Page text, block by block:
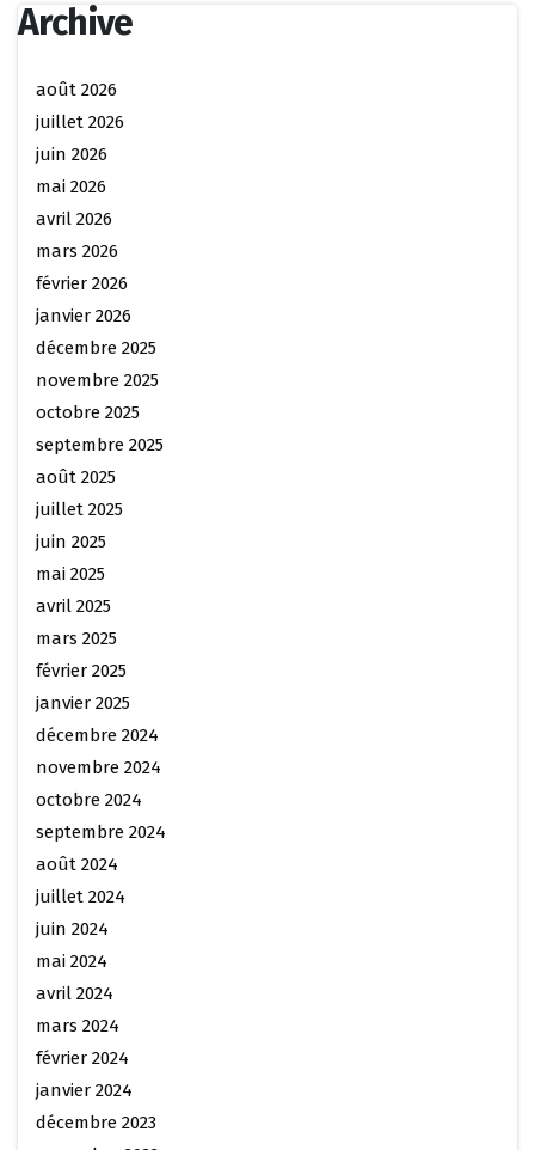
Archive
août 2026
juillet 2026
juin 2026
mai 2026
avril 2026
mars 2026
février 2026
janvier 2026
décembre 2025
novembre 2025
octobre 2025
septembre 2025
août 2025
juillet 2025
juin 2025
mai 2025
avril 2025
mars 2025
février 2025
janvier 2025
décembre 2024
novembre 2024
octobre 2024
septembre 2024
août 2024
juillet 2024
juin 2024
mai 2024
avril 2024
mars 2024
février 2024
janvier 2024
décembre 2023